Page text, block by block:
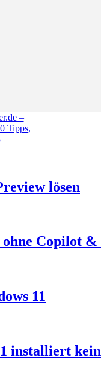
lösen
ohne Copilot
11
installiert